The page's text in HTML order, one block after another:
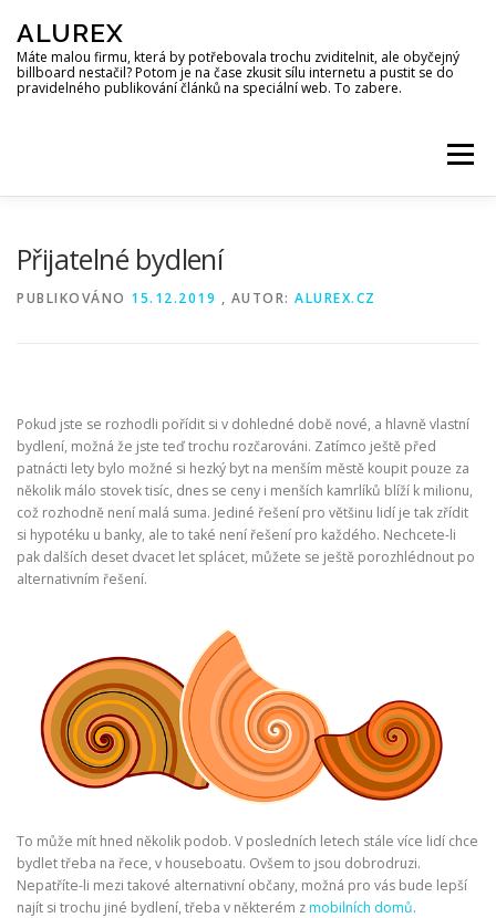
obsah
ALUREX
Máte malou firmu, která by potřebovala trochu zviditelnit, ale obyčejný
billboard nestačil? Potom je na čase zkusit sílu internetu a pustit se do
pravidelného publikování článků na speciální web. To zabere.
Menu
Přijatelné bydlení
PUBLIKOVÁNO 15.12.2019 , AUTOR: ALUREX.CZ
Pokud jste se rozhodli pořídit si v dohledné době nové, a hlavně vlastní
bydlení, možná že jste teď trochu rozčarováni. Zatímco ještě před
patnácti lety bylo možné si hezký byt na menším městě koupit pouze za
několik málo stovek tisíc, dnes se ceny i menších kamrlíků blíží k milionu,
což rozhodně není malá suma. Jediné řešení pro většinu lidí je tak zřídit
si hypotéku u banky, ale to také není řešení pro každého. Nechcete-li
pak dalších deset dvacet let splácet, můžete se ještě porozhlédnout po
alternativním řešení.
To může mít hned několik podob. V posledních letech stále více lidí chce
bydlet třeba na řece, v houseboatu. Ovšem to jsou dobrodruzi.
Nepatříte-li mezi takové alternativní občany, možná pro vás bude lepší
najít si trochu jiné bydlení, třeba v některém zmobilních domů.